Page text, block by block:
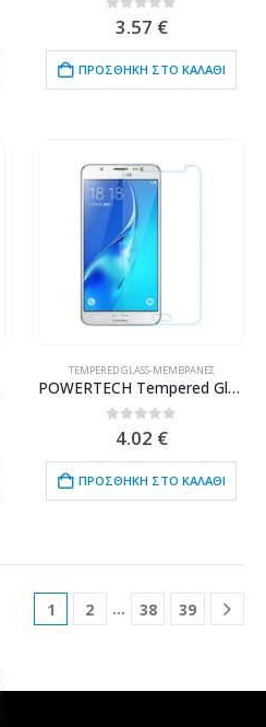
out of 5
3.57 €
ΠΡΟΣΘΉΚΗ ΣΤΟ ΚΑΛΆΘΙ
TEMPERED GLASS-ΜΕΜΒΡΆΝΕΣ
POWERTECH Tempered Glass 9H(0.33MM) για Samsung J5 2016
out of 5
4.02 €
ΠΡΟΣΘΉΚΗ ΣΤΟ ΚΑΛΆΘΙ
1 2 … 38 39